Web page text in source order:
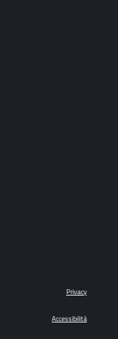
Privacy
Accessibilità